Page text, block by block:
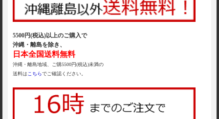
5500円(税込)以上のご購入で
沖縄・離島を除き、
日本全国送料無料
沖縄・離島地域、ご購5500円(税込)未満の
送料は こちらでご確認ください。